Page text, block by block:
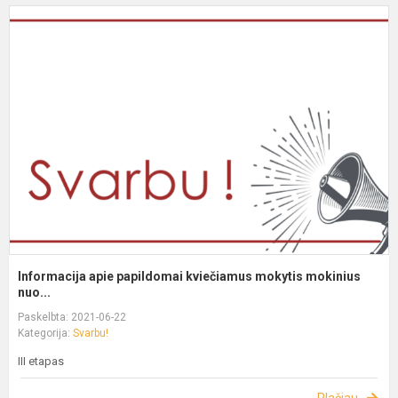
Informacija apie papildomai kviečiamus mokytis mokinius
nuo...
Paskelbta: 2021-06-22
Kategorija: Svarbu!
III etapas